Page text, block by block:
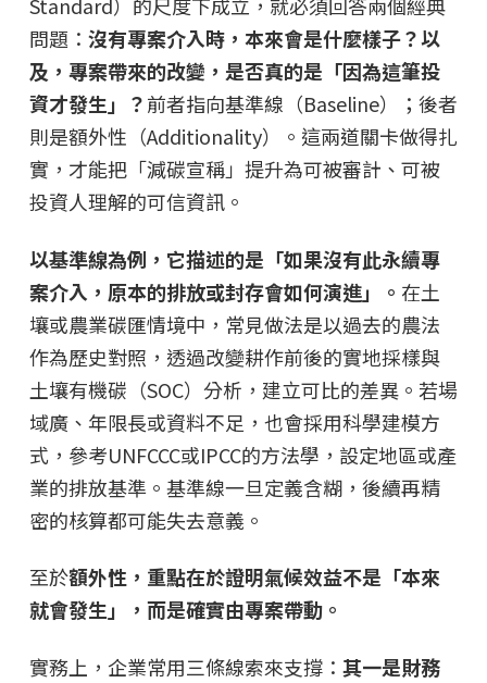
問題： 沒有專案介入時，本來會是什麼樣子？以
及，專案帶來的改變，是否真的是「因為這筆投
資才發生」？前者指向基準線（Baseline）；後者
則是額外性（Additionality）。這兩道關卡做得扎
實，才能把「減碳宣稱」提升為可被審計、可被
投資人理解的可信資訊。
以基準線為例，它描述的是「如果沒有此永續專
案介入，原本的排放或封存會如何演進」。 在土
壤或農業碳匯情境中，常見做法是以過去的農法
作為歷史對照，透過改變耕作前後的實地採樣與
土壤有機碳（SOC）分析，建立可比的差異。若場
域廣、年限長或資料不足，也會採用科學建模方
式，參考UNFCCC或IPCC的方法學，設定地區或產
業的排放基準。基準線一旦定義含糊，後續再精
密的核算都可能失去意義。
至於額外性，重點在於證明氣候效益不是「本來
就會發生」，而是確實由專案帶動。
實務上，企業常用三條線索來支撐： 其一是財務